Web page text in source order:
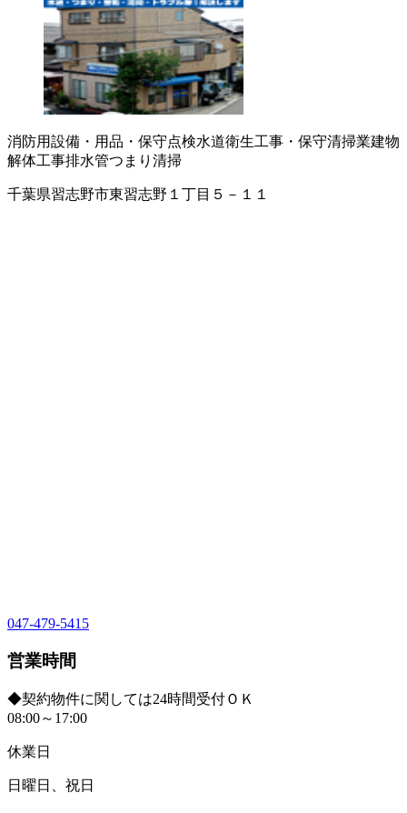
消防用設備・用品・保守点検水道衛生工事・保守清掃業建物
解体工事排水管つまり清掃
千葉県習志野市東習志野１丁目５－１１
047-479-5415
営業時間
◆契約物件に関しては24時間受付ＯＫ
08:00～17:00
休業日
日曜日、祝日